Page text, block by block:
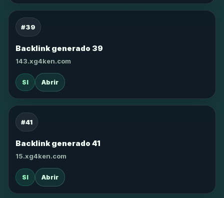
#39
Backlink generado 39
143.xg4ken.com
SI Abrir
#41
Backlink generado 41
15.xg4ken.com
SI Abrir